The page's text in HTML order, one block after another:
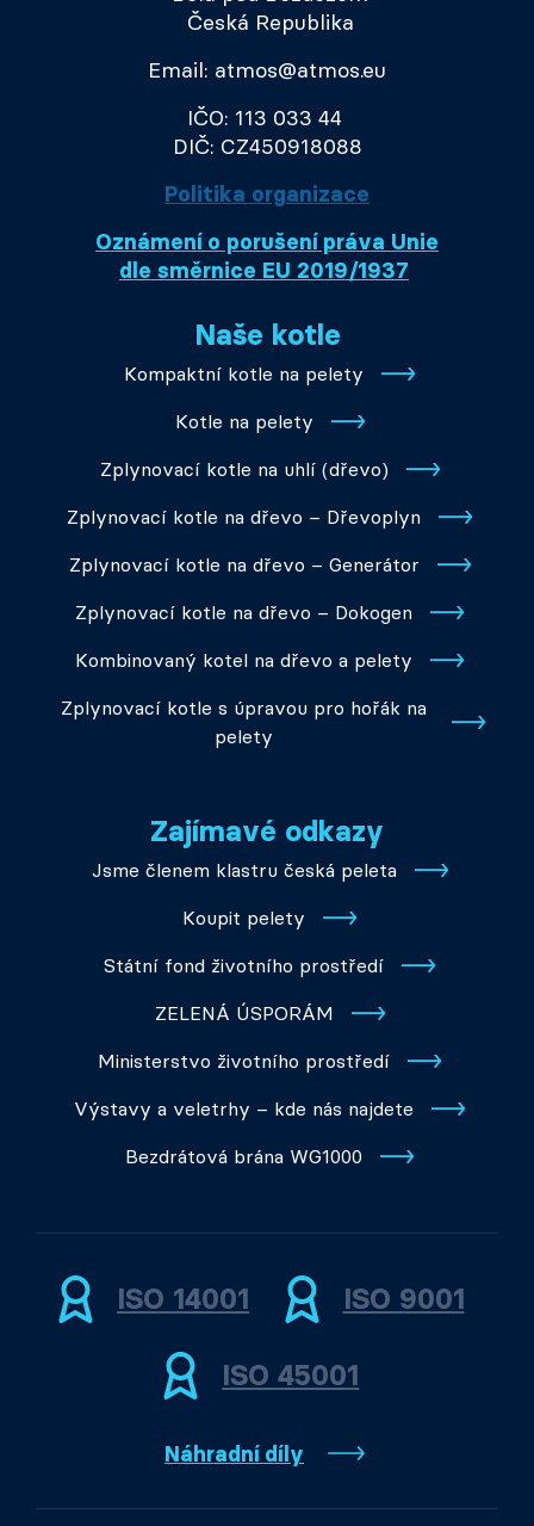
Česká Republika
Email: atmos@atmos.eu
IČO: 113 033 44
DIČ: CZ450918088
Politika organizace
Oznámení o porušení práva Unie
dle směrnice EU 2019/1937
Naše kotle
Kompaktní kotle na pelety
Kotle na pelety
Zplynovací kotle na uhlí (dřevo)
Zplynovací kotle na dřevo – Dřevoplyn
Zplynovací kotle na dřevo – Generátor
Zplynovací kotle na dřevo – Dokogen
Kombinovaný kotel na dřevo a pelety
Zplynovací kotle s úpravou pro hořák na
pelety
Zajímavé odkazy
Jsme členem klastru česká peleta
Koupit pelety
Státní fond životního prostředí
ZELENÁ ÚSPORÁM
Ministerstvo životního prostředí
Výstavy a veletrhy – kde nás najdete
Bezdrátová brána WG1000
ISO 14001 ISO 9001
ISO 45001
Náhradní díly